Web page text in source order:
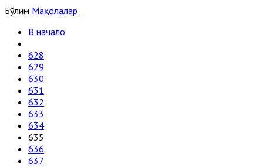
Бўлим Мақолалар
В начало
628
629
630
631
632
633
634
635
636
637